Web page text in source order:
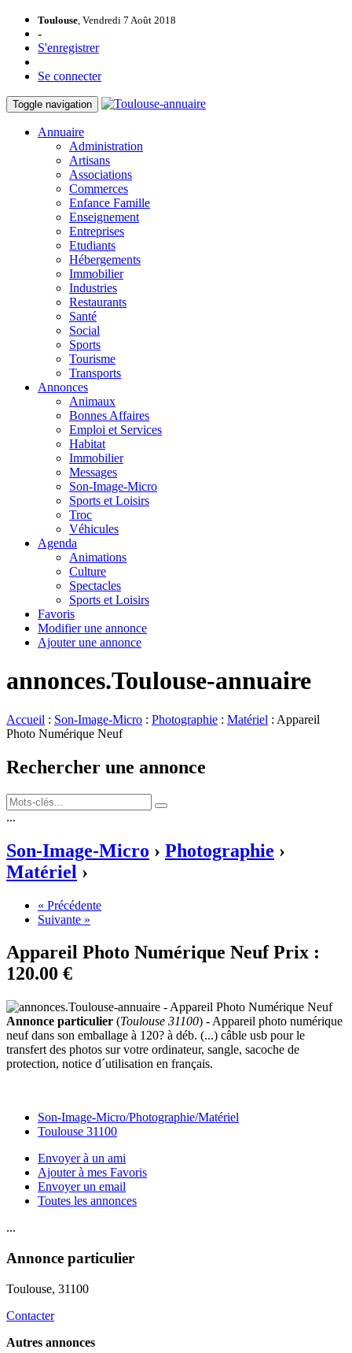
Toulouse, Vendredi 7 Août 2018
-
S'enregistrer
Se connecter
Toggle navigation
Annuaire
Administration
Artisans
Associations
Commerces
Enfance Famille
Enseignement
Entreprises
Etudiants
Hébergements
Immobilier
Industries
Restaurants
Santé
Social
Sports
Tourisme
Transports
Annonces
Animaux
Bonnes Affaires
Emploi et Services
Habitat
Immobilier
Messages
Son-Image-Micro
Sports et Loisirs
Troc
Véhicules
Agenda
Animations
Culture
Spectacles
Sports et Loisirs
Favoris
Modifier une annonce
Ajouter une annonce
annonces.Toulouse-annuaire
Accueil : Son-Image-Micro : Photographie : Matériel : Appareil
Photo Numérique Neuf
Rechercher une annonce
...
Son-Image-Micro › Photographie ›
Matériel ›
« Précédente
Suivante »
Appareil Photo Numérique NeufPrix :
120.00 €
Annonce particulier (Toulouse 31100) - Appareil photo numérique
neuf dans son emballage à 120? à déb. (...) câble usb pour le
transfert des photos sur votre ordinateur, sangle, sacoche de
protection, notice d´utilisation en français.
Son-Image-Micro/Photographie/Matériel
Toulouse 31100
Envoyer à un ami
Ajouter à mes Favoris
Envoyer un email
Toutes les annonces
...
Annonce particulier
Toulouse, 31100
Contacter
Autres annonces